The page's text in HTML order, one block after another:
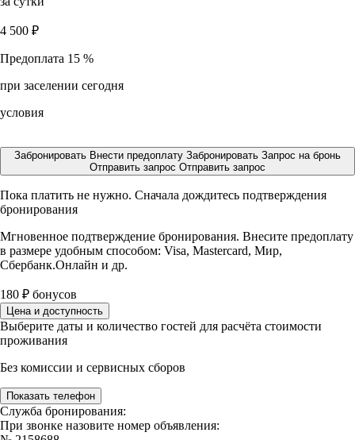
4 500 ₽
Предоплата 15 %
при заселении сегодня
условия
Забронировать Внести предоплату Забронировать Запрос на бронь
Отправить запрос Отправить запрос
Пока платить не нужно. Сначала дождитесь подтверждения
бронирования
Мгновенное подтверждение бронирования. Внесите предоплату
в размере удобным способом: Visa, Mastercard, Мир,
Сбербанк.Онлайн и др.
180 ₽ бонусов
Цена и доступность
Выберите даты и количество гостей для расчёта стоимости
проживания
Без комиссии и сервисных сборов
Показать телефон
Служба бронирования:
При звонке назовите номер объявления: